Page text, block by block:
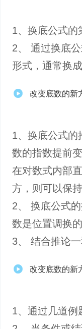
1、​换底公式的
2、 通过换底
形式，通常换
改变底数的新
1、换底公式的
数的指数提前
在对数式内部
方，则可以保
2、 换底公式
数是位置调换
3、 结合推论
改变底数的新
1、通过几道例